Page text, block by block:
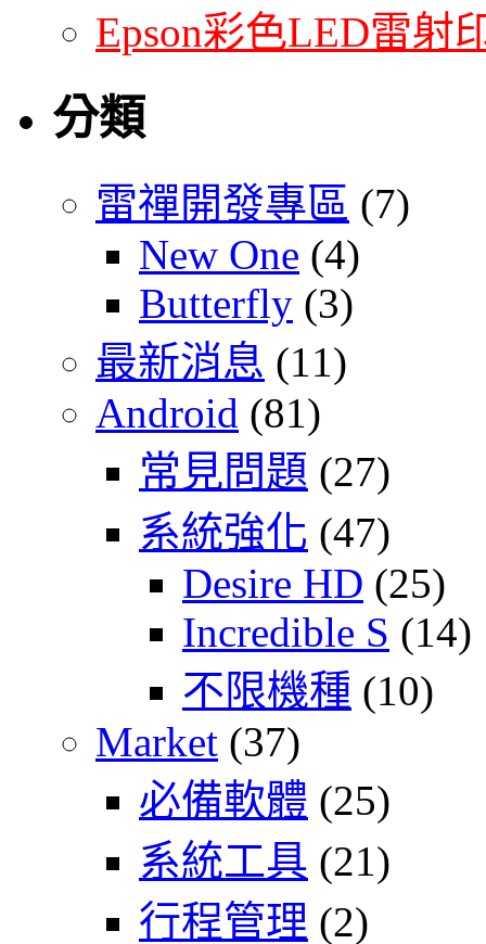
Epson彩色LED雷射
分類
雷禪開發專區 (7)
New One (4)
Butterfly (3)
最新消息 (11)
Android (81)
常見問題 (27)
系統強化 (47)
Desire HD (25)
Incredible S (14)
不限機種 (10)
Market (37)
必備軟體 (25)
系統工具 (21)
行程管理 (2)